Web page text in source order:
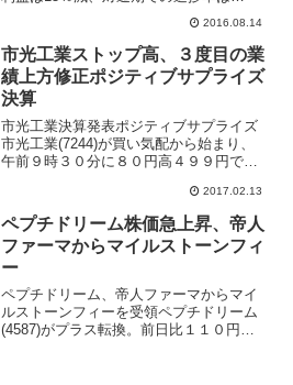
22.6％かんぽ生命保険(7181)は12日引け
後、17年３月期第１四半期の連結決算を
発表した。経常収益は前年同期比8.6％減
の...
2016.08.14
市光工業ストップ高、３度目の業
績上方修正ポジティブサプライズ
決算
市光工業決算発表ポジティブサプライズ
市光工業(7244)が買い気配から始まり、
午前９時３０分に８０円高４９９円で寄
ップ高となり、寄り付き後も４１万株超
の買い注文を残している。２月１０日に
市光工業決算発表が...
2017.02.13
ペプチドリーム株価急上昇、帝人
ファーマからマイルストーンフィ
ー
ペプチドリーム、帝人ファーマからマイ
ルストーンフィーを受領ペプチドリーム
(4587)がプラス転換。前日比１１０円